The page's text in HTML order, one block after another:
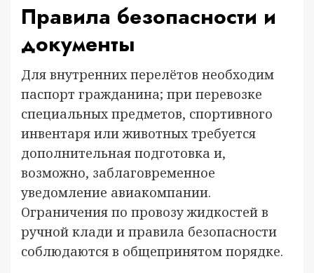
Правила безопасности и
документы
Для внутренних перелётов необходим
паспорт гражданина; при перевозке
специальных предметов, спортивного
инвентаря или животных требуется
дополнительная подготовка и,
возможно, заблаговременное
уведомление авиакомпании.
Ограничения по провозу жидкостей в
ручной клади и правила безопасности
соблюдаются в общепринятом порядке.